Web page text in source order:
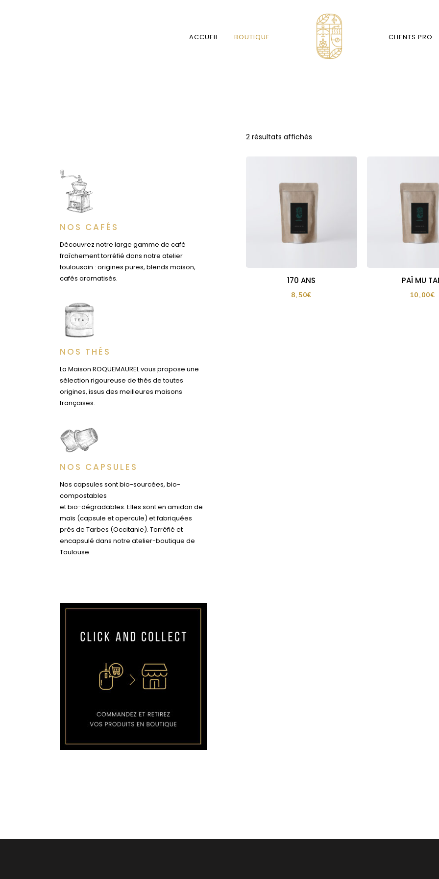
ACCUEIL BOUTIQUE CLIENTS PRO
2 résultats affichés
170 ANS
8,50€
PAÏ MU
10,00€
NOS CAFÉS
Découvrez notre large gamme de café
fraîchement torréfié dans notre atelier
toulousain : origines pures, blends maison,
cafés aromatisés.
NOS THÉS
La Maison ROQUEMAUREL vous propose une
sélection rigoureuse de thés de toutes
origines, issus des meilleures maisons
françaises.
NOS CAPSULES
Nos capsules sont bio-sourcées, bio-
compostables
et bio-dégradables. Elles sont en amidon de
maïs (capsule et opercule) et fabriquées
près de Tarbes (Occitanie). Torréfié et
encapsulé dans notre atelier-boutique de
Toulouse.